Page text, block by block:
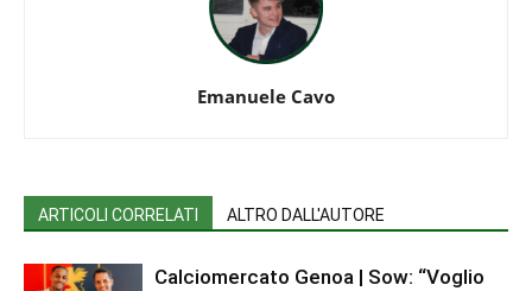
Emanuele Cavo
ARTICOLI CORRELATI ALTRO DALL'AUTORE
Calciomercato Genoa | Sow: “Voglio